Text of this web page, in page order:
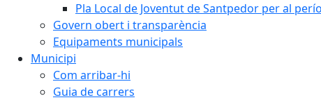
Pla Local de Joventut de Santpedor per al
Govern obert i transparència
Equipaments municipals
Municipi
Com arribar-hi
Guia de carrers